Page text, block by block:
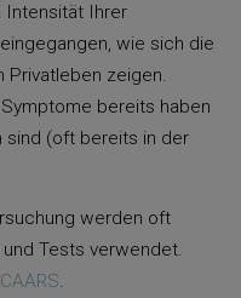
Intensität Ihrer
wie sich die
Privatleben zeigen.
bereits haben
sind (oft bereits in der
werden oft
Tests verwendet.
CAARS.